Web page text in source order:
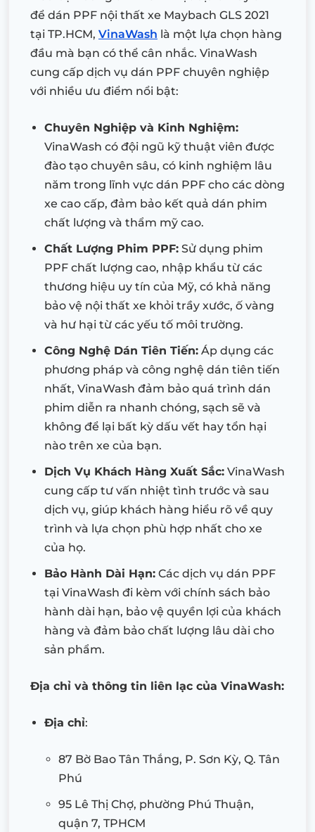
để dán PPF nội thất xe Maybach GLS 2021
tại TP.HCM, VinaWash là một lựa chọn hàng
đầu mà bạn có thể cân nhắc. VinaWash
cung cấp dịch vụ dán PPF chuyên nghiệp
với nhiều ưu điểm nổi bật:
Chuyên Nghiệp và Kinh Nghiệm:
VinaWash có đội ngũ kỹ thuật viên được
đào tạo chuyên sâu, có kinh nghiệm lâu
năm trong lĩnh vực dán PPF cho các dòng
xe cao cấp, đảm bảo kết quả dán phim
chất lượng và thẩm mỹ cao.
Chất Lượng Phim PPF: Sử dụng phim
PPF chất lượng cao, nhập khẩu từ các
thương hiệu uy tín của Mỹ, có khả năng
bảo vệ nội thất xe khỏi trầy xước, ố vàng
và hư hại từ các yếu tố môi trường.
Công Nghệ Dán Tiên Tiến: Áp dụng các
phương pháp và công nghệ dán tiên tiến
nhất, VinaWash đảm bảo quá trình dán
phim diễn ra nhanh chóng, sạch sẽ và
không để lại bất kỳ dấu vết hay tổn hại
nào trên xe của bạn.
Dịch Vụ Khách Hàng Xuất Sắc: VinaWash
cung cấp tư vấn nhiệt tình trước và sau
dịch vụ, giúp khách hàng hiểu rõ về quy
trình và lựa chọn phù hợp nhất cho xe
của họ.
Bảo Hành Dài Hạn: Các dịch vụ dán PPF
tại VinaWash đi kèm với chính sách bảo
hành dài hạn, bảo vệ quyền lợi của khách
hàng và đảm bảo chất lượng lâu dài cho
sản phẩm.
Địa chỉ và thông tin liên lạc của VinaWash:
Địa chỉ:
87 Bờ Bao Tân Thắng, P. Sơn Kỳ, Q. Tân
Phú
95 Lê Thị Chợ, phường Phú Thuận,
quận 7, TPHCM